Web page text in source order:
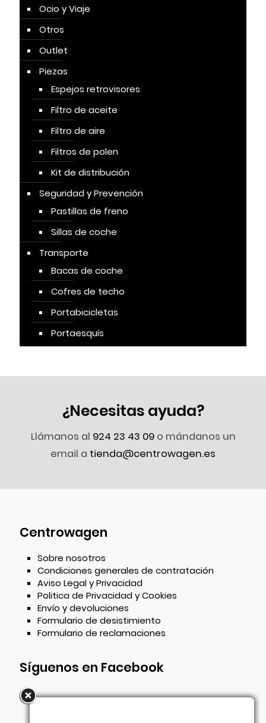
Ocio y Viaje
Otros
Outlet
Piezas
Espejos retrovisores
Filtro de aceite
Filtro de aire
Filtros de polen
Kit de distribución
Seguridad y Prevención
Pastillas de freno
Sillas de coche
Transporte
Bacas de coche
Cofres de techo
Portabicicletas
Portaesquís
¿Necesitas ayuda?
Llámanos al 924 23 43 09o mándanos un
email a tienda@centrowagen.es
Centrowagen
Sobre nosotros
Condiciones generales de contratación
Aviso Legal y Privacidad
Politica de Privacidad y Cookies
Envío y devoluciones
Formulario de desistimiento
Formulario de reclamaciones
Síguenos en Facebook